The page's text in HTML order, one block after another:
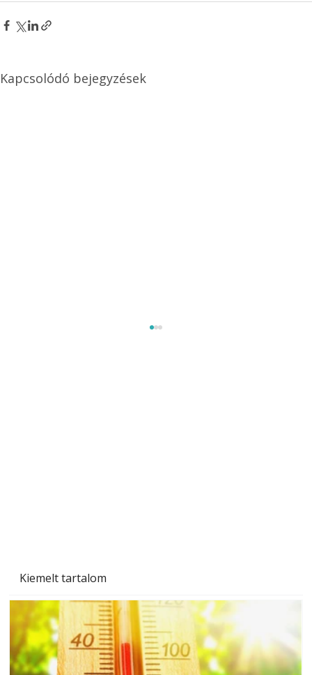
Kiemelt tartalom
Kapcsolódó bejegyzések